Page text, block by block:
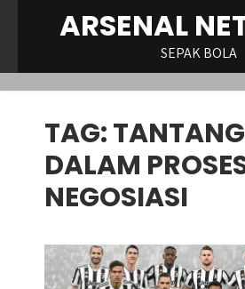
ARSENAL
SEPAK BOLA
TAG:
DALAM
NEGOSIASI